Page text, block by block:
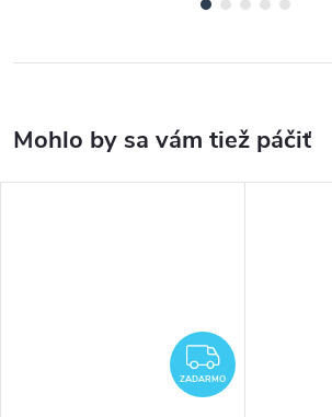
ZADARMO
ZADARMO